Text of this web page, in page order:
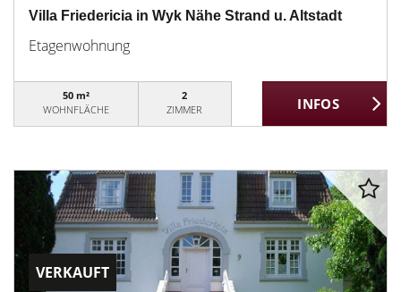
Villa Friedericia in Wyk Nähe Strand u. Altstadt
Etagenwohnung
50 m²
WOHNFLÄCHE
2
ZIMMER
VERKAUFT